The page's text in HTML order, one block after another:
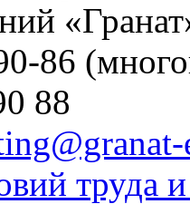
86
88
труда